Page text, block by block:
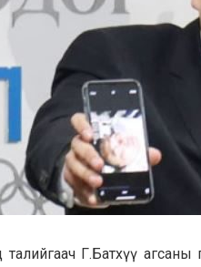
талийгаач Г.Батхүү